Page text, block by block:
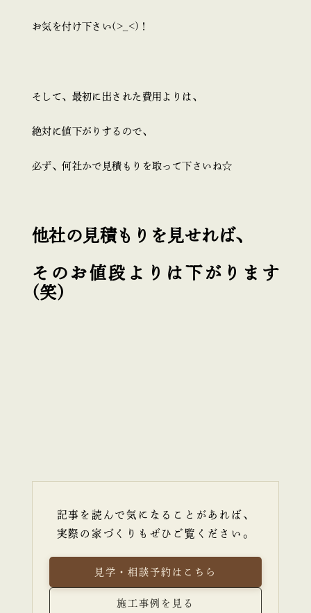
お気を付け下さい(>_<)！
そして、最初に出された費用よりは、
絶対に値下がりするので、
必ず、何社かで見積もりを取って下さいね☆
他社の見積もりを見せれば、
そのお値段よりは下がります
(笑)
記事を読んで気になることがあれば、
実際の家づくりもぜひご覧ください。
見学・相談予約はこちら
施工事例を見る